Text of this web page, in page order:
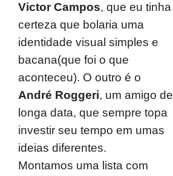
Victor Campos, que eu tinha
certeza que bolaria uma
identidade visual simples e
bacana(que foi o que
aconteceu). O outro é o
André Roggeri, um amigo de
longa data, que sempre topa
investir seu tempo em umas
ideias diferentes.
Montamos uma lista com